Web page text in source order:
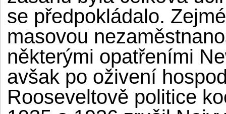
se předpokládalo.
masovou
některými opatřeními
avšak po oživení
Rooseveltově politice